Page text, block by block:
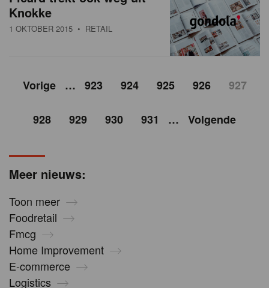
Meer nieuws:
Toon meer
Foodretail
Fmcg
Home Improvement
E-commerce
Logistics
Knokke
1 OKTOBER 2015 • RETAIL
Vorige … 923 924 925 926 927
928 929 930 931 … Volgende